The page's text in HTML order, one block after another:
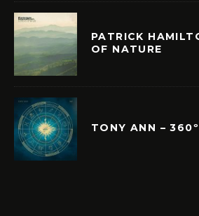
PATRICK
OF NATURE
TONY ANN – 360º